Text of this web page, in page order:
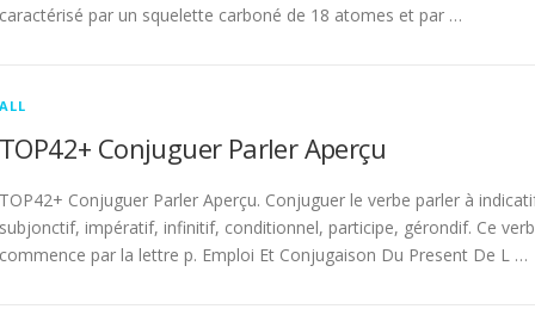
caractérisé par un squelette carboné de 18 atomes et par …
ALL
TOP42+ Conjuguer Parler Aperçu
TOP42+ Conjuguer Parler Aperçu. Conjuguer le verbe parler à
subjonctif, impératif, infinitif, conditionnel, participe, gérondif. Ce
commence par la lettre p. Emploi Et Conjugaison Du Present De L …